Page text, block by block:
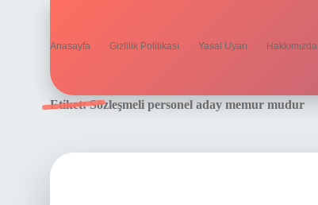
Anasayfa Gizlilik Politikası Yasal Uyarı Hakkımızda
Etiket:Sözleşmeli personel aday memur mudur